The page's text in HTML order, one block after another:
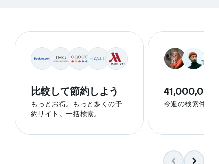
比較して節約しよう
もっとお得。もっと多くの予
約サイト。一括検索。
今週の検索件数